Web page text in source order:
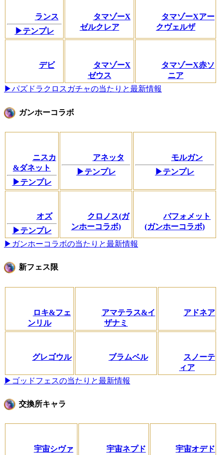
ランス
▶テンプレ
タマゾーX
ゼルクレア
タマゾーXアー
クヴェルザ
デビ
タマゾーX
ゼウス
タマゾーX赤ソ
ニア
▶パズドラクロスガチャの当たりと最新情報
ガンホーコラボ
ニスカ
&ダネット
▶テンプレ
アネッタ
▶テンプレ
モルガン
▶テンプレ
オズ
▶テンプレ
クロノス(ガ
ンホーコラボ)
バフォメット
(ガンホーコラボ)
▶ガンホーコラボの当たりと最新情報
新フェス限
ロキ&フェ
ンリル
アマテラス&イ
ザナミ
アドネア
グレゴウル ブラムベル
スノーテ
ィア
▶ゴッドフェスの当たりと最新情報
交換所キャラ
宇宙シヴァ
宇宙ネプド
宇宙オデド